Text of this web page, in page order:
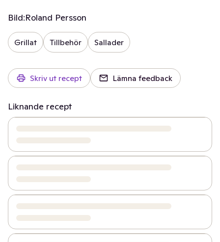
Bild:Roland Persson
Grillat Tillbehör Sallader
Skriv ut recept Lämna feedback
Liknande recept